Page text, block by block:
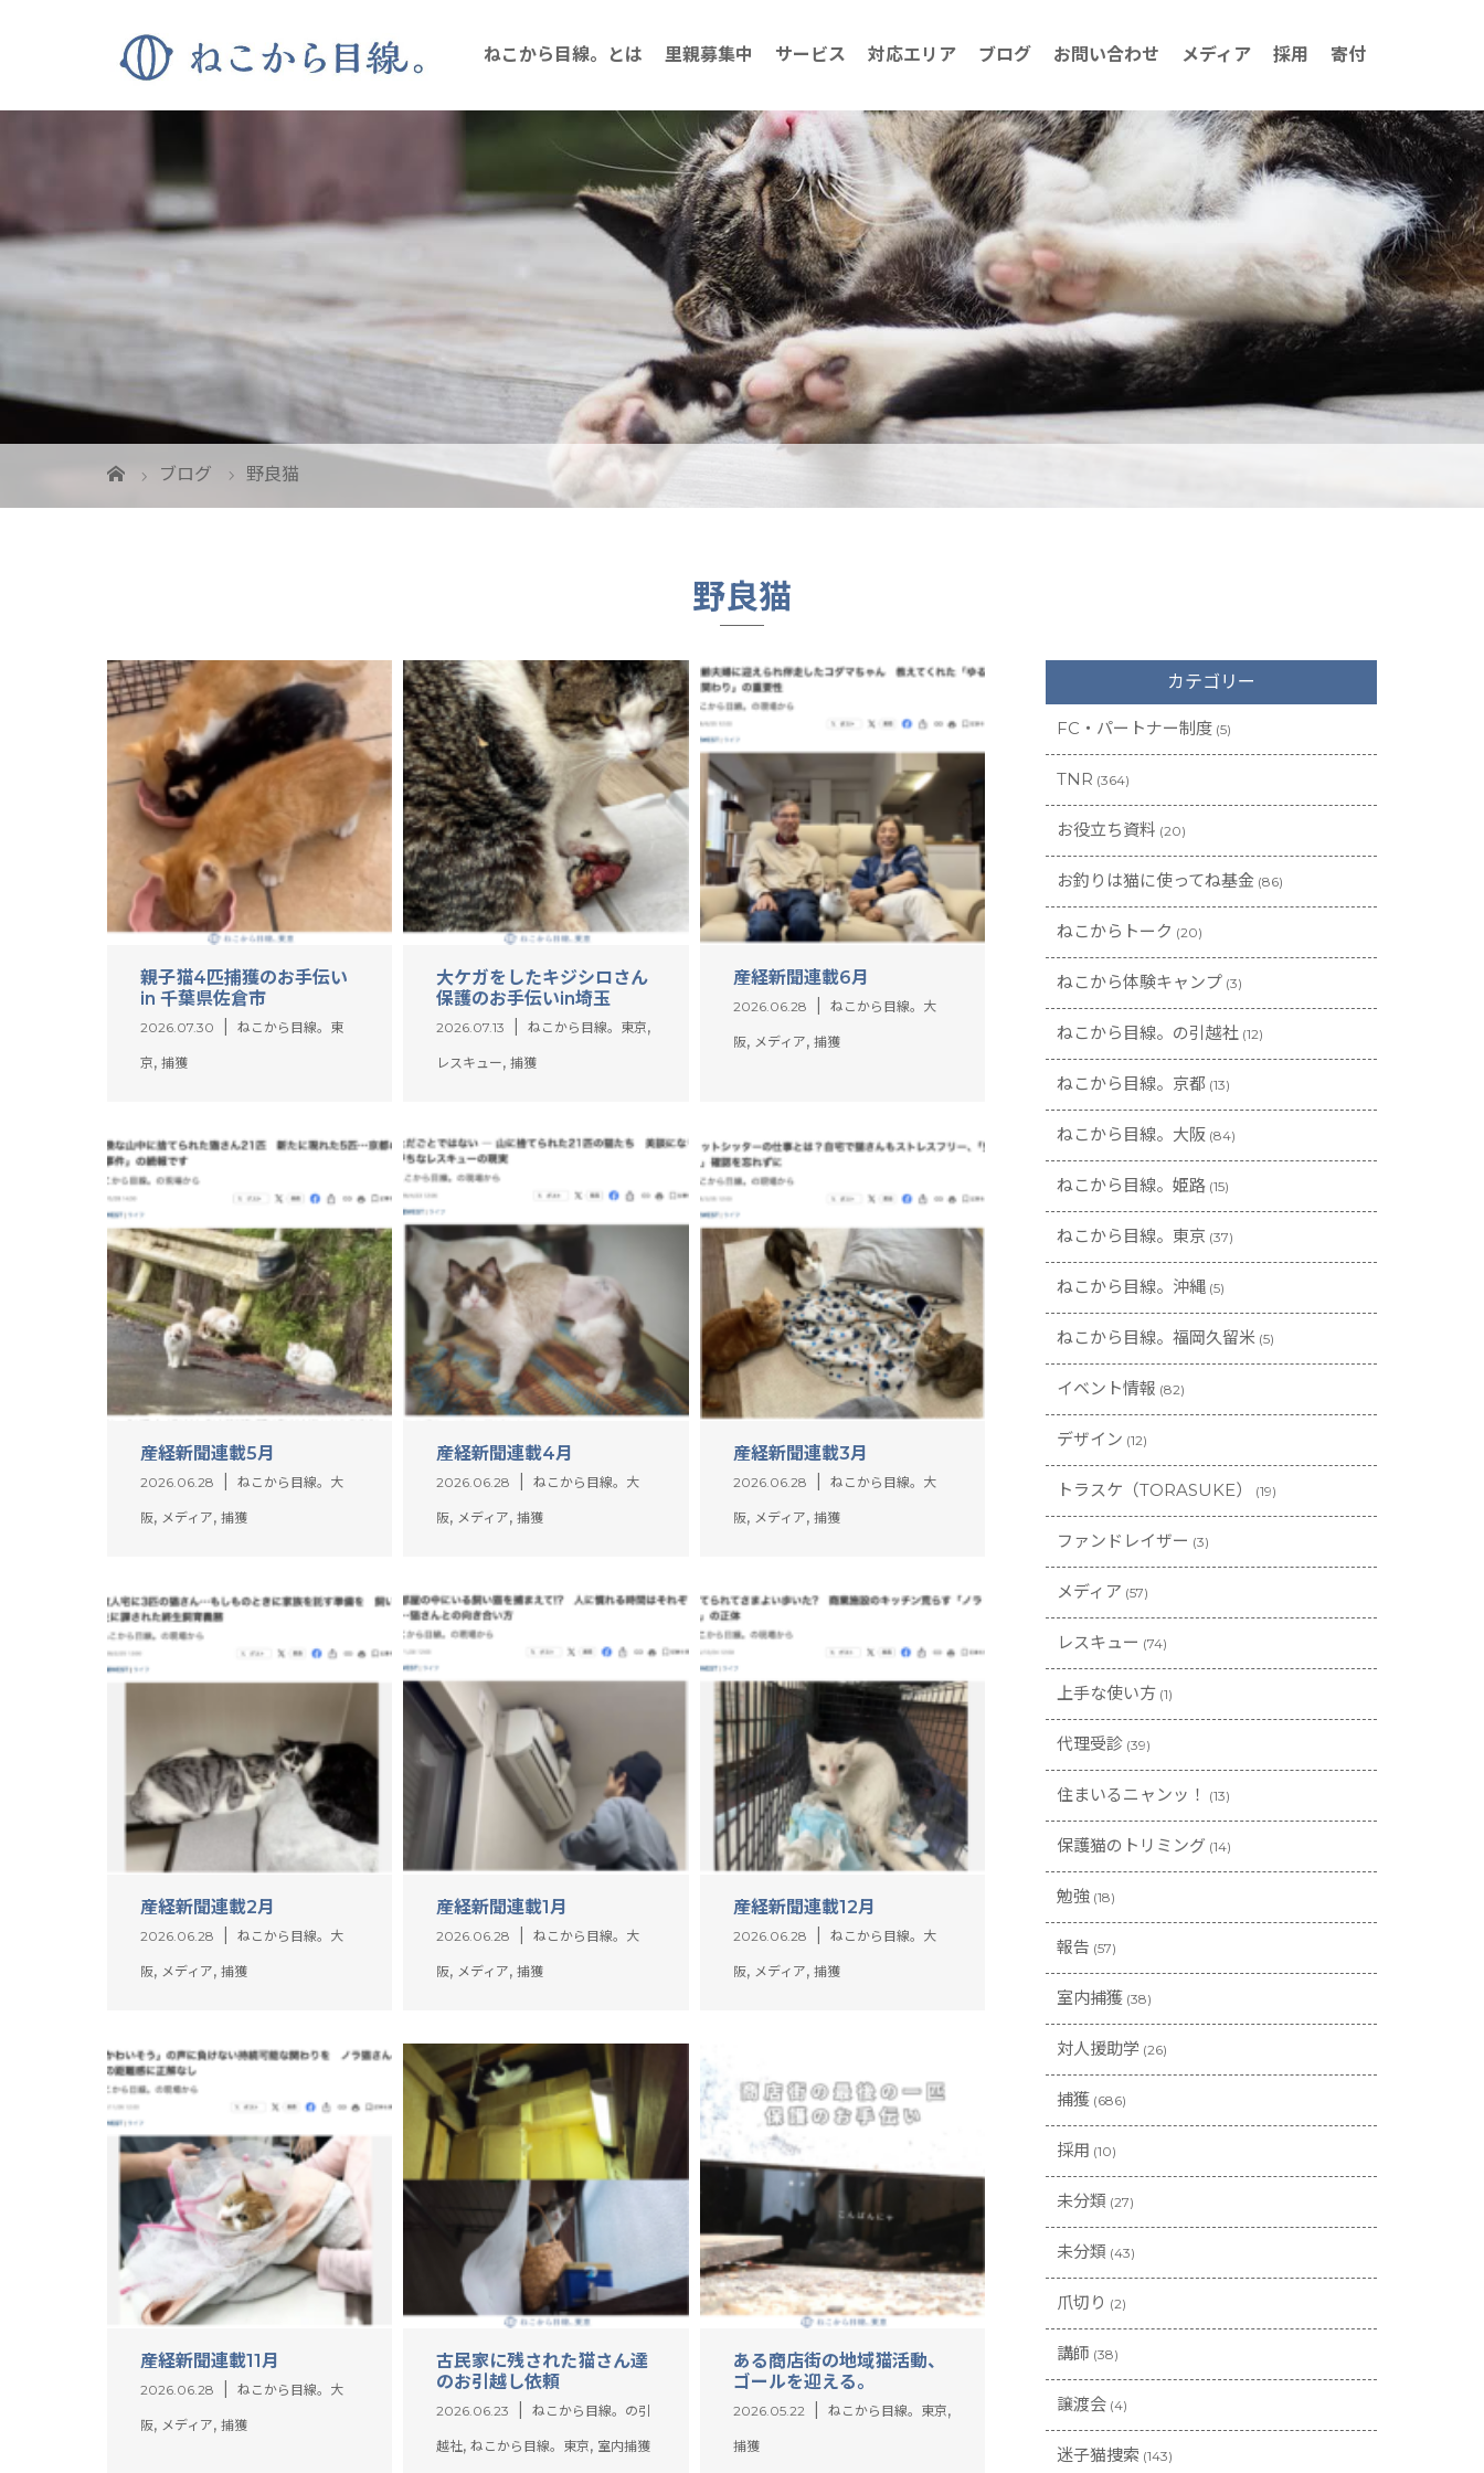
ねこから目線。とは 里親募集中 サービス 対応エリア ブログ お問い合わせ メディア 採用 寄付
ブログ 野良猫
野良猫
親子猫4匹捕獲のお手伝い
in 千葉県佐倉市
2026.07.30 ねこから目線。東
京, 捕獲
大ケガをしたキジシロさん
保護のお手伝いin埼玉
2026.07.13 ねこから目線。東京,
レスキュー,捕獲
産経新聞連載6月
2026.06.28 ねこから目線。大
阪, メディア, 捕獲
産経新聞連載5月
2026.06.28 ねこから目線。大
阪, メディア, 捕獲
産経新聞連載4月
2026.06.28 ねこから目線。大
阪, メディア,捕獲
産経新聞連載3月
2026.06.28 ねこから目線。大
阪, メディア, 捕獲
産経新聞連載2月
2026.06.28 ねこから目線。大
阪, メディア, 捕獲
産経新聞連載1月
2026.06.28 ねこから目線。大
阪, メディア,捕獲
産経新聞連載12月
2026.06.28 ねこから目線。大
阪, メディア, 捕獲
産経新聞連載11月
2026.06.28 ねこから目線。大
阪, メディア, 捕獲
古民家に残された猫さん達
のお引越し依頼
2026.06.23 ねこから目線。の引
越社,ねこから目線。東京, 室内捕獲
ある商店街の地域猫活動、
ゴールを迎える。
2026.05.22 ねこから目線。東京,
捕獲
カテゴリー
FC・パートナー制度 (5)
TNR (364)
お役立ち資料 (20)
お釣りは猫に使ってね基金 (86)
ねこからトーク (20)
ねこから体験キャンプ (3)
ねこから目線。の引越社 (12)
ねこから目線。京都 (13)
ねこから目線。大阪 (84)
ねこから目線。姫路 (15)
ねこから目線。東京 (37)
ねこから目線。沖縄 (5)
ねこから目線。福岡久留米 (5)
イベント情報 (82)
デザイン (12)
トラスケ（TORASUKE） (19)
ファンドレイザー (3)
メディア (57)
レスキュー (74)
上手な使い方 (1)
代理受診 (39)
住まいるニャンッ！ (13)
保護猫のトリミング (14)
勉強 (18)
報告 (57)
室内捕獲 (38)
対人援助学 (26)
捕獲 (686)
採用 (10)
未分類 (27)
未分類 (43)
爪切り (2)
講師 (38)
譲渡会 (4)
迷子猫捜索 (143)